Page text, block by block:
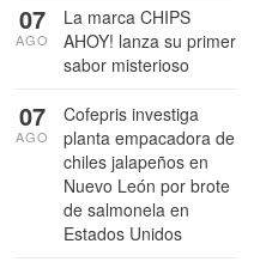
La marca CHIPS
AHOY! lanza su primer
sabor misterioso
07
AGO
Cofepris investiga
planta empacadora de
chiles jalapeños en
Nuevo León por brote
de salmonela en
Estados Unidos
07
AGO